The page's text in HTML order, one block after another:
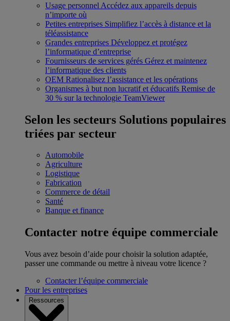
Usage personnel Accédez aux appareils depuis
n’importe où
Petites entreprises Simplifiez l’accès à distance et la
téléassistance
Grandes entreprises Développez et protégez
l’informatique d’entreprise
Fournisseurs de services gérés Gérez et maintenez
l’informatique des clients
OEM Rationalisez l’assistance et les opérations
Organismes à but non lucratif et éducatifs Remise de
30 % sur la technologie TeamViewer
Selon les secteurs Solutions populaires
triées par secteur
Automobile
Agriculture
Logistique
Fabrication
Commerce de détail
Santé
Banque et finance
Contacter notre équipe commerciale
Vous avez besoin d’aide pour choisir la solution adaptée,
passer une commande ou mettre à niveau votre licence ?
Contacter l’équipe commerciale
Pour les entreprises
Ressources